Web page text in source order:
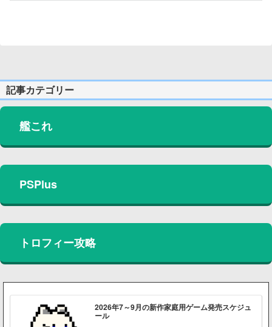
記事カテゴリー
艦これ
PSPlus
トロフィー攻略
2026年7～9月の新作家庭用ゲーム発売スケジュ
ール